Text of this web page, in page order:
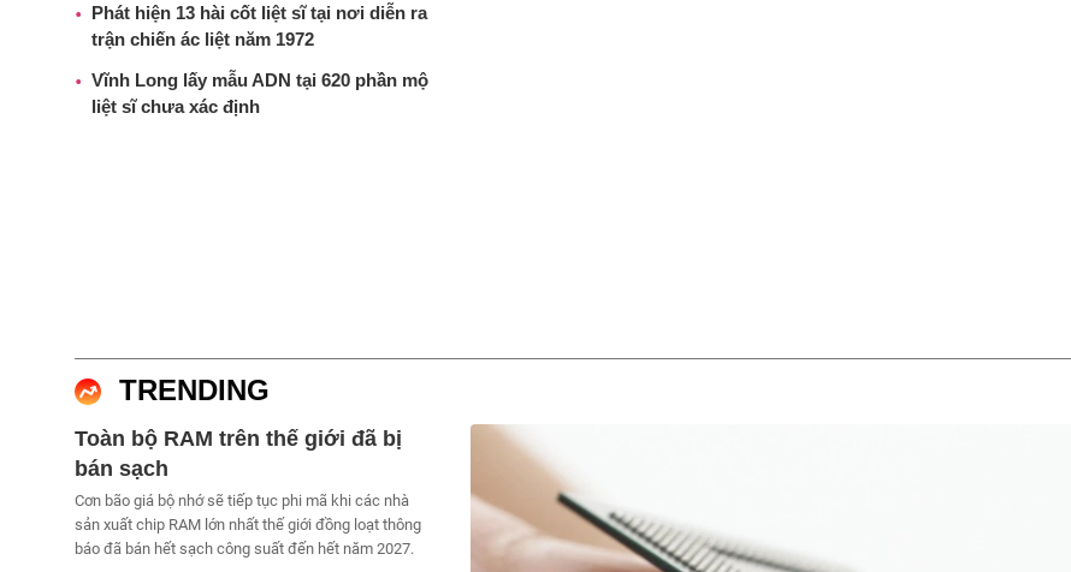
Phát hiện 13 hài cốt liệt sĩ tại nơi diễn ra
trận chiến ác liệt năm 1972
Vĩnh Long lấy mẫu ADN tại 620 phần mộ
liệt sĩ chưa xác định
TRENDING
Toàn bộ RAM trên thế giới đã bị
bán sạch
Cơn bão giá bộ nhớ sẽ tiếp tục phi mã khi các nhà
sản xuất chip RAM lớn nhất thế giới đồng loạt thông
báo đã bán hết sạch công suất đến hết năm 2027.